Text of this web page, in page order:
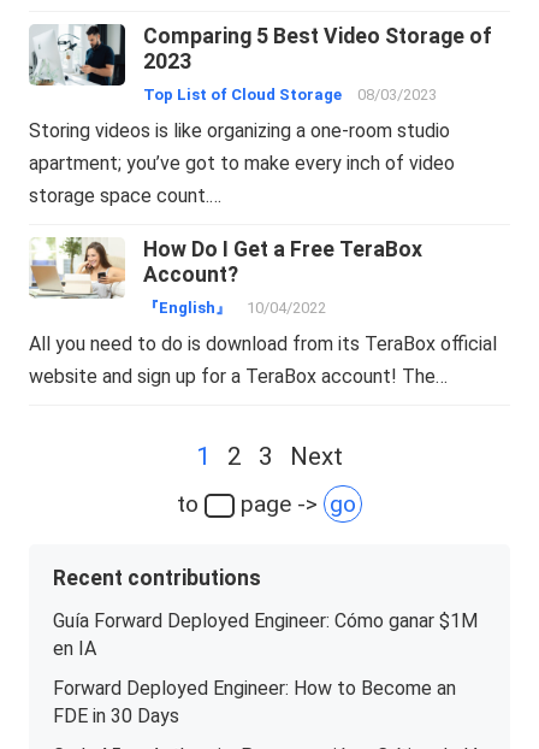
Comparing 5 Best Video Storage of
2023
Top List of Cloud Storage 08/03/2023
Storing videos is like organizing a one-room studio
apartment; you’ve got to make every inch of video
storage space count.…
How Do I Get a Free TeraBox
Account?
『English』 10/04/2022
All you need to do is download from its TeraBox official
website and sign up for a TeraBox account! The…
1 2 3 Next
to page -> go
Recent contributions
Guía Forward Deployed Engineer: Cómo ganar $1M
en IA
Forward Deployed Engineer: How to Become an
FDE in 30 Days